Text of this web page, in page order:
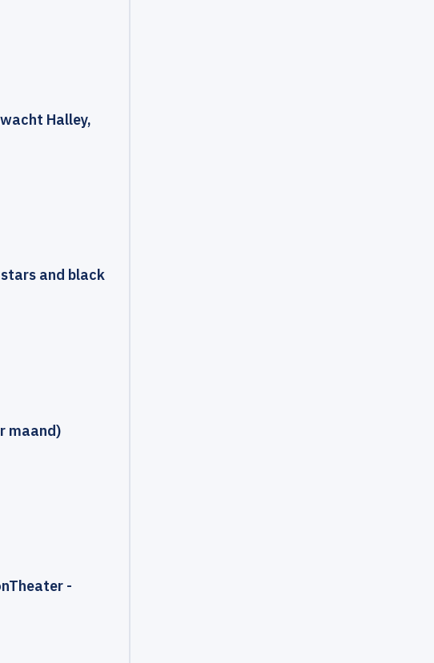
Halley,
and black
maand)
-